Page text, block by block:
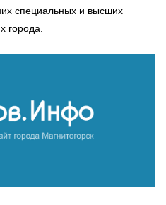
специальных и высших
города.